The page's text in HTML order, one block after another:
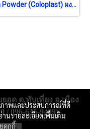
Brava Powder (Coloplast) ผงรักษาแผลรอบรูเปิดทวารเทียม (exp 11-2027)
อด ต.ทับเที่ยง อ.เมือง
/ 096-635-9409)
ภาพและประสบการณ์ที่ดี
นรายละเอียดเพิ่มเติม
คุกกี้